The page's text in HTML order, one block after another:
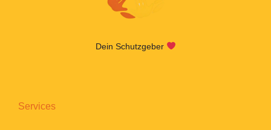
Dein Schutzgeber
Services